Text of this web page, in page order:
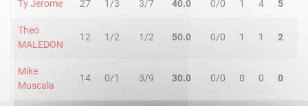
Ty Jerome 27 1/3 3/7 40.0 0/0 1 4 5
Theo
MALEDON
12 1/2 1/2 50.0 0/0 1 1 2 2
Mike
Muscala
14 0/1 3/9 30.0 0/0 0 0 0